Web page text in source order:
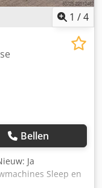
1 /4
Bellen
Ja
Sleep en